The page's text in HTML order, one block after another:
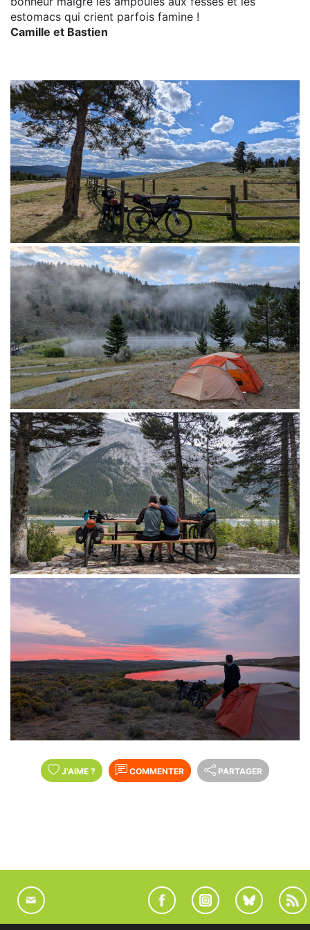
estomacs qui crient parfois famine !
Camille et Bastien
J'AIME ? COMMENTER PARTAGER